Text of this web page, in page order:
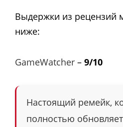
Выдержки из рецензий
ниже:
GameWatcher – 9/10
Настоящий ремейк,
полностью